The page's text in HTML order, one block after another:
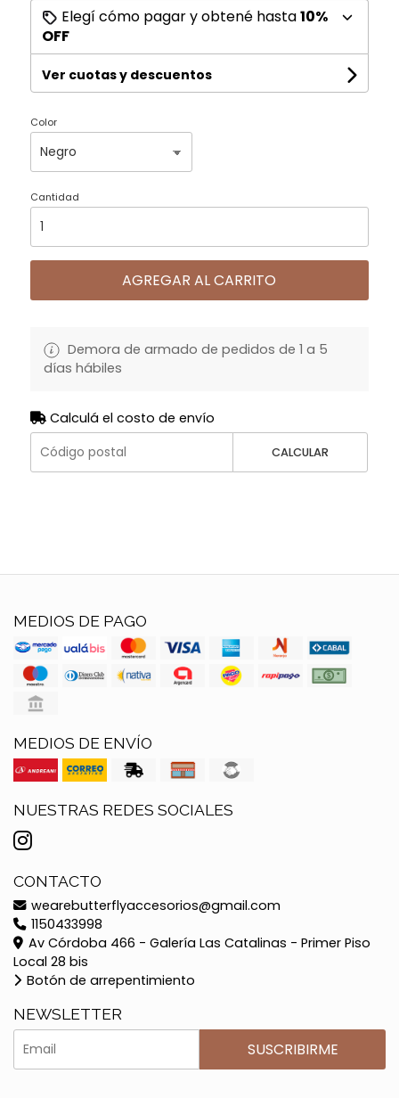
Elegí cómo pagar y obtené hasta10%
OFF
Ver cuotas y descuentos
Color
Cantidad
AGREGAR AL CARRITO
Demora de armado de pedidos de 1 a 5
días hábiles
Calculá el costo de envío
CALCULAR
MEDIOS DE PAGO
MEDIOS DE ENVÍO
NUESTRAS REDES SOCIALES
CONTACTO
wearebutterflyaccesorios@gmail.com
1150433998
Av Córdoba 466 - Galería Las Catalinas - Primer Piso
Local 28 bis
Botón de arrepentimiento
NEWSLETTER
SUSCRIBIRME